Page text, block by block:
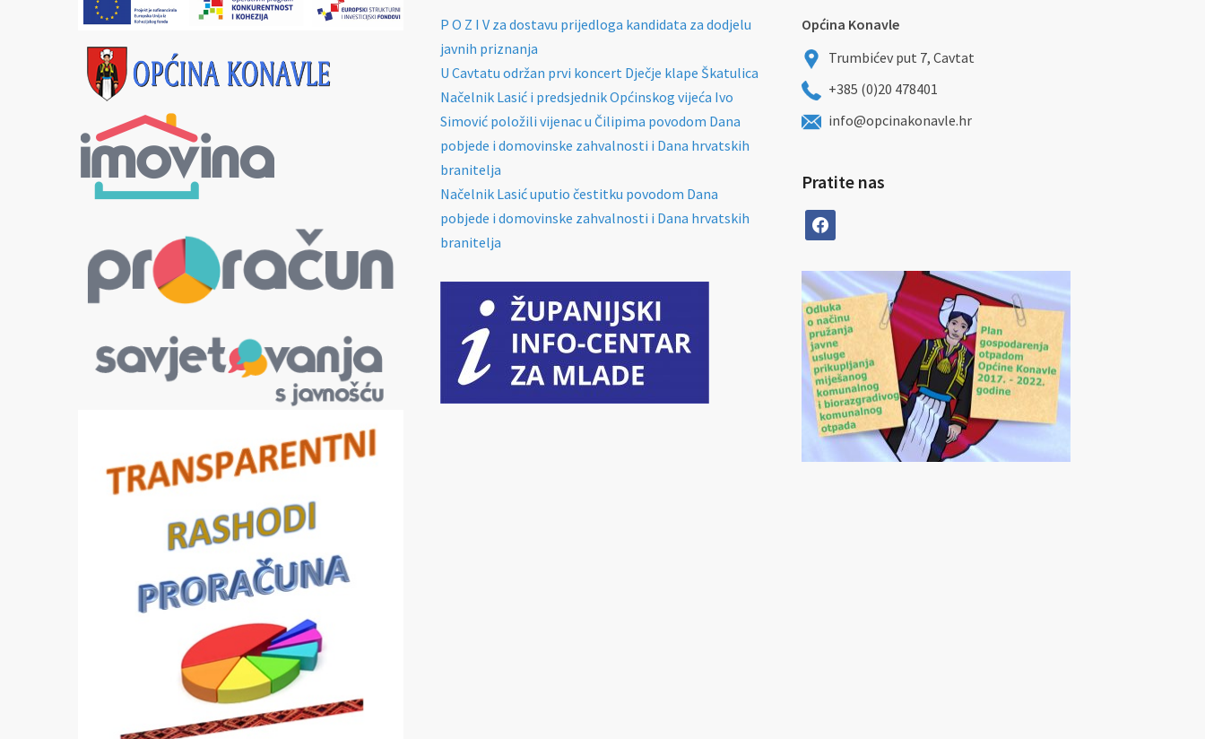
P O Z I V za dostavu prijedloga kandidata za dodjelu
javnih priznanja
U Cavtatu održan prvi koncert Dječje klape Škatulica
Načelnik Lasić i predsjednik Općinskog vijeća Ivo
Simović položili vijenac u Čilipima povodom Dana
pobjede i domovinske zahvalnosti i Dana hrvatskih
branitelja
Načelnik Lasić uputio čestitku povodom Dana
pobjede i domovinske zahvalnosti i Dana hrvatskih
branitelja
Općina Konavle
Trumbićev put 7, Cavtat
+385 (0)20 478401
info@opcinakonavle.hr
Pratite nas
facebook